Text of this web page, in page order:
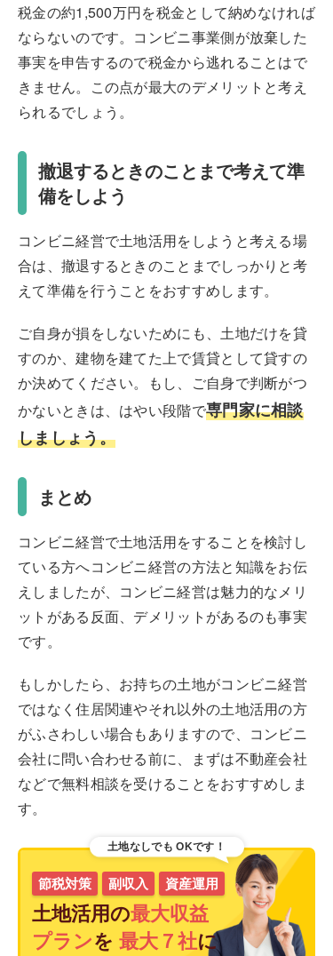
税金の約1,500万円を税金として納めなければ
ならないのです。コンビニ事業側が放棄した
事実を申告するので税金から逃れることはで
きません。この点が最大のデメリットと考え
られるでしょう。
撤退するときのことまで考えて準
備をしよう
コンビニ経営で土地活用をしようと考える場
合は、撤退するときのことまでしっかりと考
えて準備を行うことをおすすめします。
ご自身が損をしないためにも、土地だけを貸
すのか、建物を建てた上で賃貸として貸すの
か決めてください。もし、ご自身で判断がつ
かないときは、はやい段階で専門家に相談
しましょう。
まとめ
コンビニ経営で土地活用をすることを検討し
ている方へコンビニ経営の方法と知識をお伝
えしましたが、コンビニ経営は魅力的なメリ
ットがある反面、デメリットがあるのも事実
です。
もしかしたら、お持ちの土地がコンビニ経営
ではなく住居関連やそれ以外の土地活用の方
がふさわしい場合もありますので、コンビニ
会社に問い合わせる前に、まずは不動産会社
などで無料相談を受けることをおすすめしま
す。
節税対策 副収入 資産運用
土地活用の最大収益
プランを 最大７社に
土地なしでも OKです！